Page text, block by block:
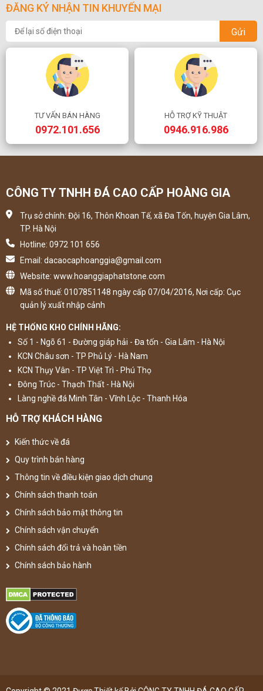
ĐĂNG KÝ NHẬN TIN KHUYẾN MẠI
Gửi
TƯ VẤN BÁN HÀNG
0972.101.656
HỖ TRỢ KỸ THUẬT
0946.916.986
CÔNG TY TNHH ĐÁ CAO CẤP HOÀNG GIA
Trụ sở chính: Đội 16, Thôn Khoan Tế, xã Đa Tốn, huyện Gia Lâm,
TP. Hà Nội
Hotline: 0972 101 656
Email: dacaocaphoanggia@gmail.com
Website: www.hoanggiaphatstone.com
Mã số thuế: 0107851148 ngày cấp 07/04/2016, Nơi cấp: Cục
quản lý xuất nhập cảnh
HỆ THỐNG KHO CHÍNH HÃNG:
Số 1 - Ngõ 61 - Đường giáp hải - Đa tốn - Gia Lâm - Hà Nội
KCN Châu sơn - TP Phủ Lý - Hà Nam
KCN Thụy Vân - TP Việt Trì - Phú Thọ
Đông Trúc - Thạch Thất - Hà Nội
Làng nghề đá Minh Tân - Vĩnh Lộc - Thanh Hóa
HỖ TRỢ KHÁCH HÀNG
Kiến thức về đá
Quy trình bán hàng
Thông tin về điều kiện giao dịch chung
Chính sách thanh toán
Chính sách bảo mật thông tin
Chính sách vận chuyển
Chính sách đổi trả và hoàn tiền
Chính sách bảo hành